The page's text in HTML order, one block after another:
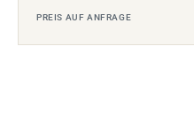
PREIS AUF ANFRAGE